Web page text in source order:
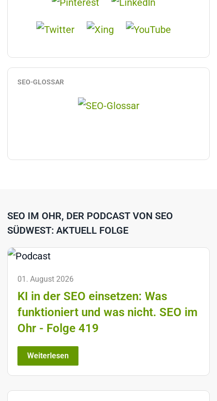
SEO-GLOSSAR
SEO IM OHR, DER PODCAST VON SEO
SÜDWEST: AKTUELL FOLGE
01. August 2026
KI in der SEO einsetzen: Was
funktioniert und was nicht. SEO im
Ohr - Folge 419
Weiterlesen